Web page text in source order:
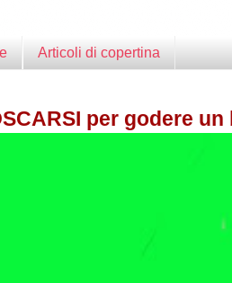
Articoli di copertina
per godere